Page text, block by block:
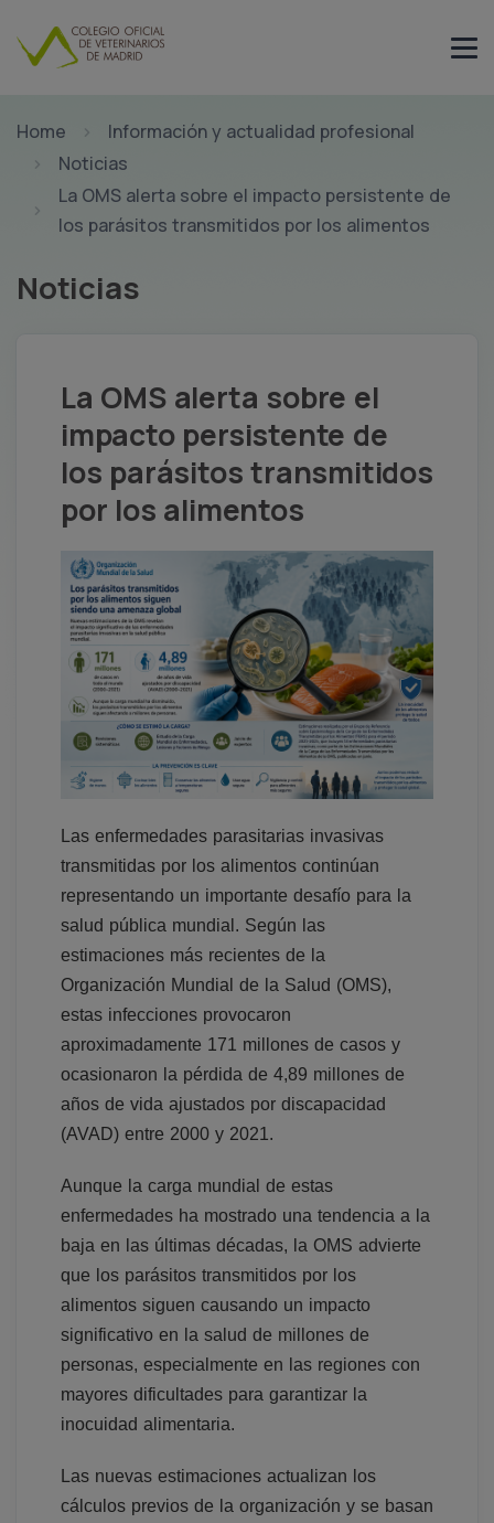
Home
Información y actualidad profesional
Noticias
La OMS alerta sobre el impacto persistente de
los parásitos transmitidos por los alimentos
Noticias
La OMS alerta sobre el
impacto persistente de
los parásitos transmitidos
por los alimentos
Las enfermedades parasitarias invasivas
transmitidas por los alimentos continúan
representando un importante desafío para la
salud pública mundial. Según las
estimaciones más recientes de la
Organización Mundial de la Salud (OMS),
estas infecciones provocaron
aproximadamente 171 millones de casos y
ocasionaron la pérdida de 4,89 millones de
años de vida ajustados por discapacidad
(AVAD) entre 2000 y 2021.
Aunque la carga mundial de estas
enfermedades ha mostrado una tendencia a la
baja en las últimas décadas, la OMS advierte
que los parásitos transmitidos por los
alimentos siguen causando un impacto
significativo en la salud de millones de
personas, especialmente en las regiones con
mayores dificultades para garantizar la
inocuidad alimentaria.
Las nuevas estimaciones actualizan los
cálculos previos de la organización y se basan